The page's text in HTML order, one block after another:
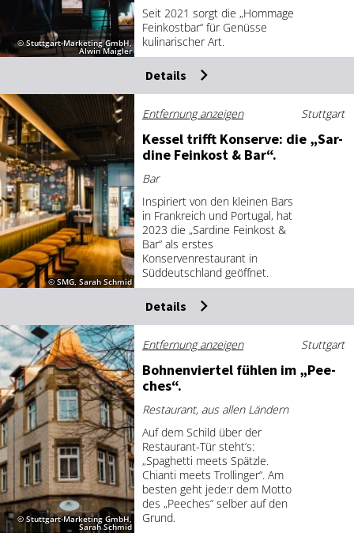
© Stuttgart-Marketing GmbH,
Alwin Maigler
Seit 2021 sorgt die „Hommage
Feinkostbar“ für Genüsse
kulinarischer Art.
Details
© SMG, Sarah Schmid
Entfernung anzeigen Stuttgart
Kes­sel trifft Kon­ser­ve: die „Sar­
di­ne Fein­kost & Bar“.
Bar
Inspiriert von den kleinen Bars
in Frankreich und Portugal, hat
2023 die „Sardine Feinkost &
Bar“ als erstes
Konservenrestaurant in
Süddeutschland geöffnet.
Details
© Stuttgart-Marketing GmbH,
Sarah Schmid
Entfernung anzeigen Stuttgart
Boh­nen­vier­tel füh­len im „Pee­
ches“.
Restaurant, aus allen Ländern
Auf dem Schild über der
Restaurant-Tür steht’s:
„Spaghetti meets Spätzle.
Chianti meets Trollinger“. Am
besten geht jede:r dem Motto
des „Peeches“ selber auf den
Grund.